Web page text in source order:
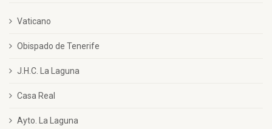
Vaticano
Obispado de Tenerife
J.H.C. La Laguna
Casa Real
Ayto. La Laguna